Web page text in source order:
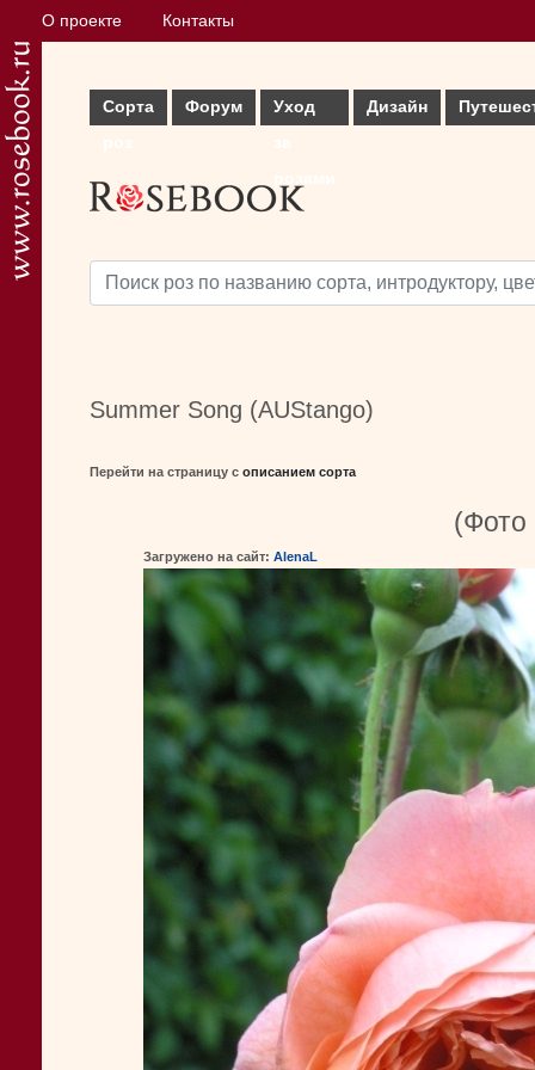
О проекте Контакты
Сорта
Форум
Уход
Дизайн
Summer Song (AUStango)
Перейти на страницу с описанием сорта
(Фото
Загружено на сайт: AlenaL